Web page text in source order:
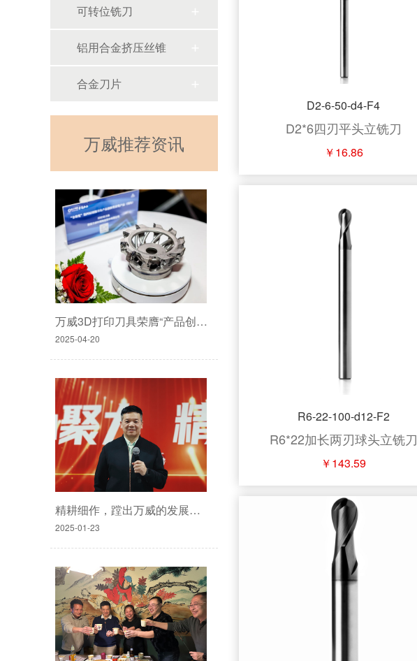
D2-6-50-d4-F4
D2*6四刃平头立铣刀
￥16.86
R6-22-100-d12-F2
R6*22加长两刃球头立铣刀
￥143.59
可转位铣刀
铝用合金挤压丝锥
合金刀片
万威推荐资讯
万威3D打印刀具荣膺“产品创新奖”
2025-04-20
精耕细作，蹚出万威的发展之路
2025-01-23